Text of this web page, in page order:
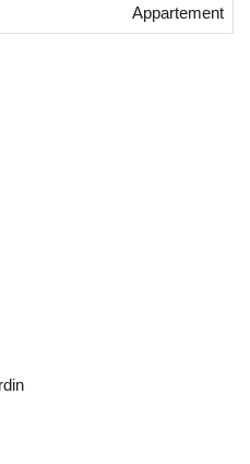
Appartement